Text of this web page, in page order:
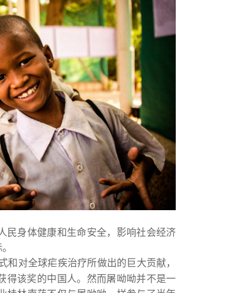
民身体健康和生命安全，影响社会经济
对全球疟疾治疗所做出的巨大贡献，
得该奖的中国人。然而屠呦呦并不是一